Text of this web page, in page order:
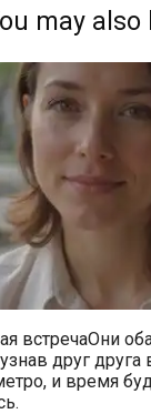
may also
встречаОни
друг друга
и время